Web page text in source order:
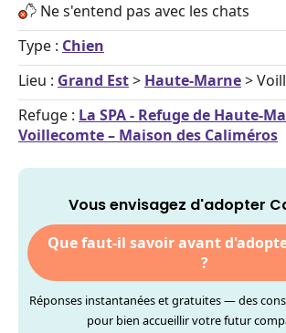
Ne s'entend pas avec les chats
Type : Chien
Lieu : Grand Est> Haute-Marne>
Refuge : La SPA - Refuge de Haute-
Voillecomte – Maison des Caliméros
Vous envisagez d'adopter
Que faut-il savoir avant
?
Réponses instantanées et gratuites — des
pour bien accueillir votre futur